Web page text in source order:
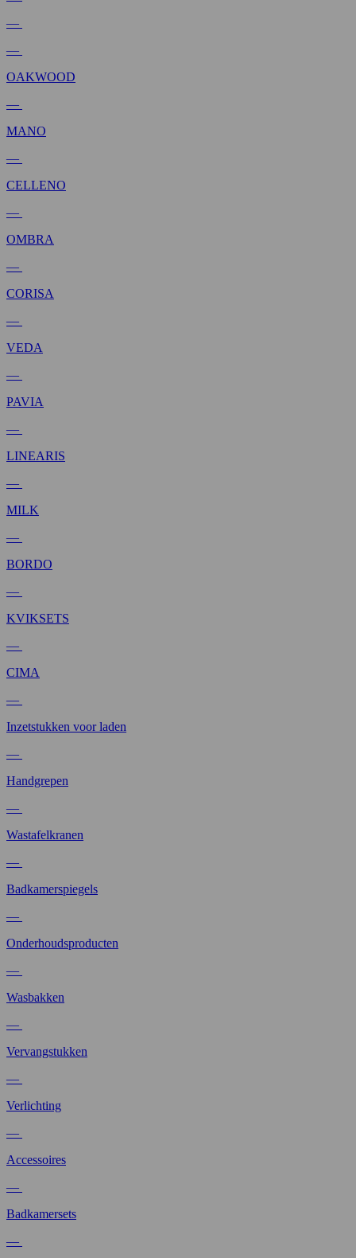
—
—
OAKWOOD
—
MANO
—
CELLENO
—
OMBRA
—
CORISA
—
VEDA
—
PAVIA
—
LINEARIS
—
MILK
—
BORDO
—
KVIKSETS
—
CIMA
—
Inzetstukken voor laden
—
Handgrepen
—
Wastafelkranen
—
Badkamerspiegels
—
Onderhoudsproducten
—
Wasbakken
—
Vervangstukken
—
Verlichting
—
Accessoires
—
Badkamersets
—